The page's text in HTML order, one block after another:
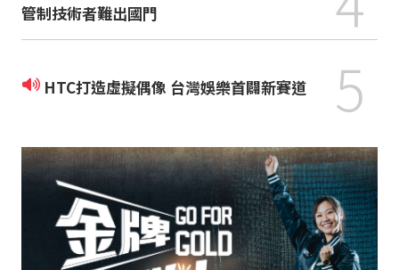
管制技術者難出國門
HTC打造虛擬偶像 台灣娛樂首闢新賽道 5